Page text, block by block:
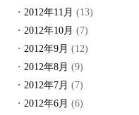
2012年11月 (13)
2012年10月 (7)
2012年9月 (12)
2012年8月 (9)
2012年7月 (7)
2012年6月 (6)